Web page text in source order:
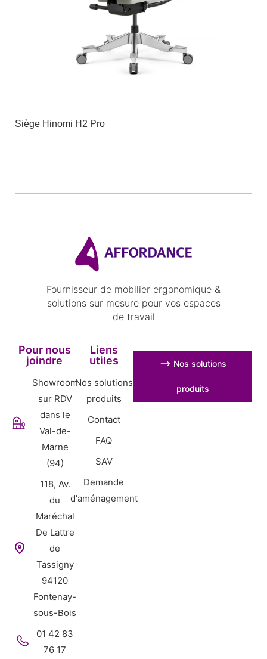
Siège Hinomi H2 Pro
Fournisseur de mobilier ergonomique &
solutions sur mesure pour vos espaces
de travail
Pour nous
joindre
Showroom
sur RDV
dans le
Val-de-
Marne
(94)
118, Av.
du
Maréchal
De Lattre
de
Tassigny
94120
Fontenay-
sous-Bois
01 42 83
76 17
Liens
utiles
Nos solutions
produits
Contact
FAQ
SAV
Demande
d'aménagement
⟶ Nos solutions
produits